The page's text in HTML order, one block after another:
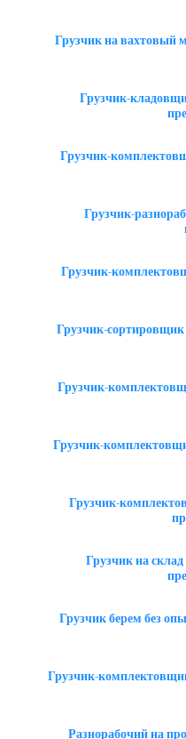
Грузчик на вахтовый
Грузчик-
Грузчик-
Грузчик-
Грузчик-
Грузчик-сортировщик
Грузчик-
Грузчик-
Грузчик-
Грузчик на
Грузчик берем без
Грузчик-
Разнорабочий на